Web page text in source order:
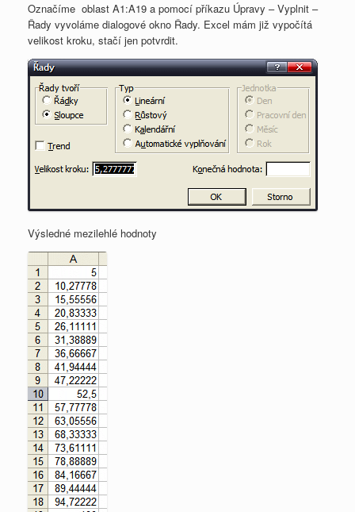
Označíme oblast A1:A19 a pomocí příkazu Úpravy – Vyplnit –
Řady vyvoláme dialogové okno Řady. Excel mám již vypočítá
velikost kroku, stačí jen potvrdit.
Výsledné mezilehlé hodnoty